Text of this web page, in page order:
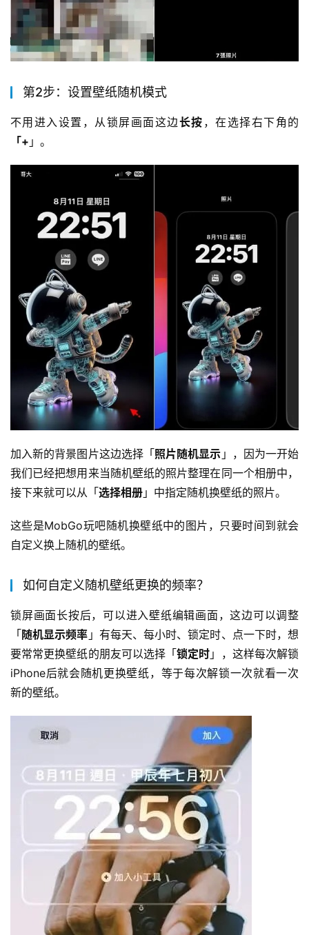
第2步：设置壁纸随机模式
不用进入设置，从锁屏画面这边长按 ，在选择右下角的
「+ 」。
加入新的背景图片这边选择「照片随机显示 」，因为一开始
我们已经把想用来当随机壁纸的照片整理在同一个相册中，
接下来就可以从「选择相册 」中指定随机换壁纸的照片。
这些是MobGo玩吧随机换壁纸中的图片，只要时间到就会
自定义换上随机的壁纸。
如何自定义随机壁纸更换的频率？
锁屏画面长按后，可以进入壁纸编辑画面，这边可以调整
「随机显示频率 」有每天、每小时、锁定时、点一下时，想
要常常更换壁纸的朋友可以选择「锁定时 」，这样每次解锁
iPhone后就会随机更换壁纸，等于每次解锁一次就看一次
新的壁纸。